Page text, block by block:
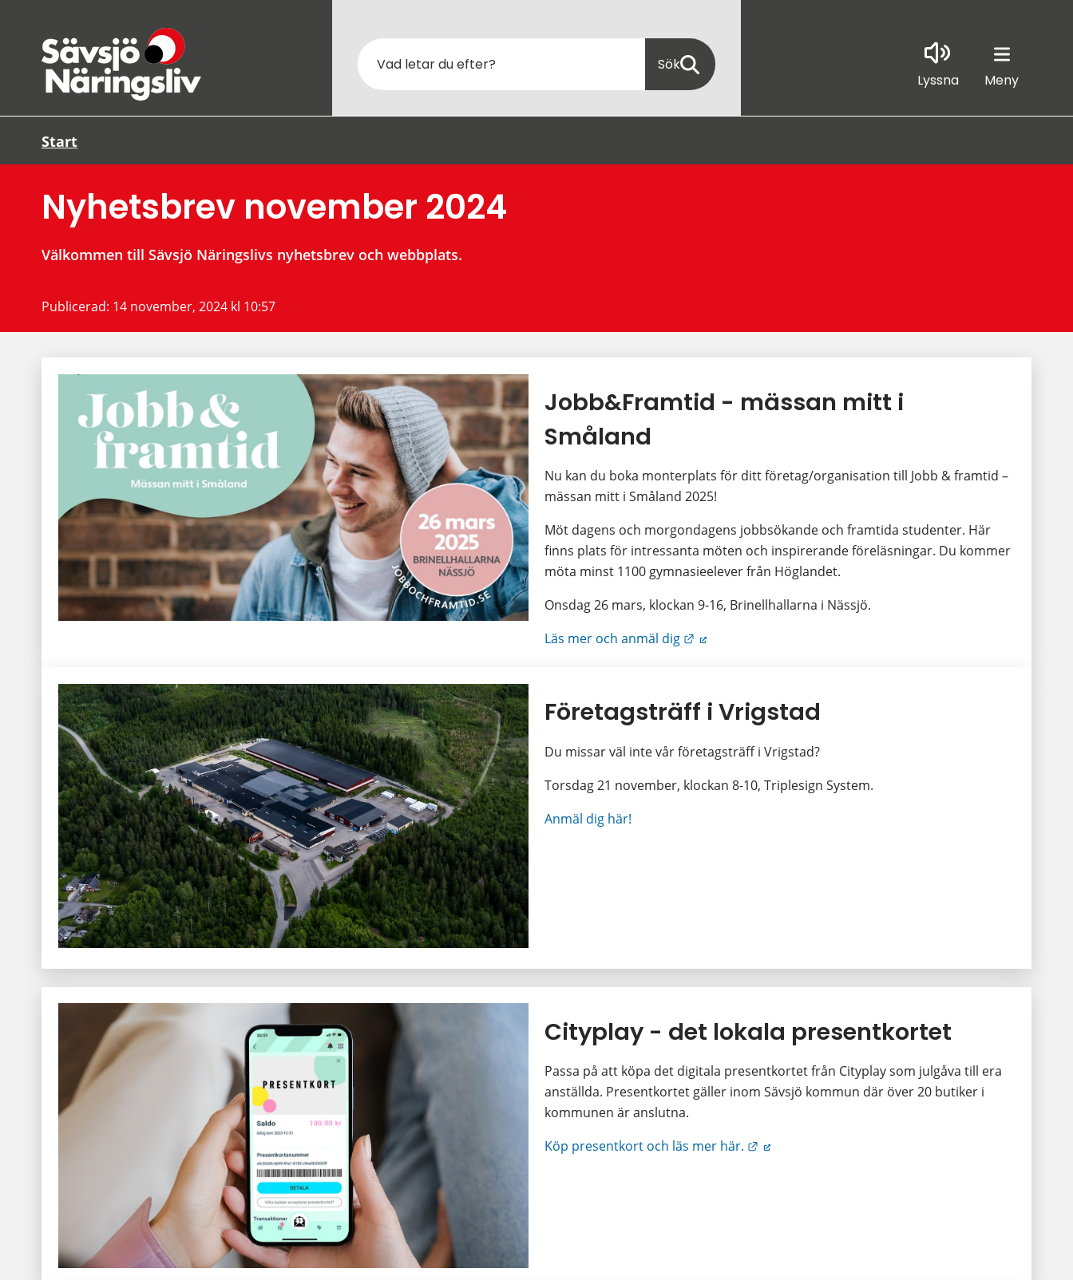
Sök
Lyssna
Meny
Start
Nyhetsbrev november 2024
Välkommen till Sävsjö Näringslivs nyhetsbrev och webbplats.
Publicerad: 14 november, 2024 kl 10:57
Jobb&Framtid - mässan mitt i
Småland
Nu kan du boka monterplats för ditt företag/organisation till Jobb & framtid –
mässan mitt i Småland 2025!
Möt dagens och morgondagens jobbsökande och framtida studenter. Här
finns plats för intressanta möten och inspirerande föreläsningar. Du kommer
möta minst 1100 gymnasieelever från Höglandet.
Onsdag 26 mars, klockan 9-16, Brinellhallarna i Nässjö.
Läs mer och anmäl dig
Länk till annan webbplats.
Företagsträff i Vrigstad
Du missar väl inte vår företagsträff i Vrigstad?
Torsdag 21 november, klockan 8-10, Triplesign System.
Anmäl dig här!
Cityplay - det lokala presentkortet
Passa på att köpa det digitala presentkortet från Cityplay som julgåva till era
anställda. Presentkortet gäller inom Sävsjö kommun där över 20 butiker i
kommunen är anslutna.
Köp presentkort och läs mer här.
Länk till annan webbplats.